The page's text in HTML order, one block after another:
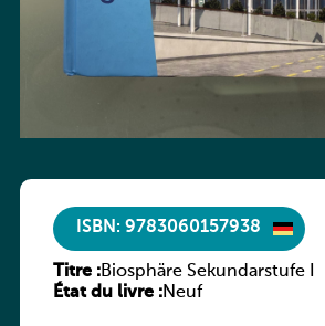
ISBN: 9783060157938
Titre :Biosphäre Sekundarstufe I
État du livre :Neuf